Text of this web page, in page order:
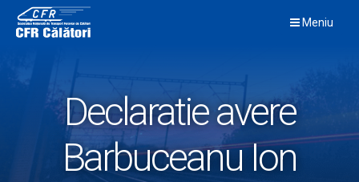
content
Meniu
Declaratie avere
Barbuceanu Ion